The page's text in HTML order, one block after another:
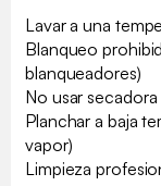
Lavar a una
Blanqueo
blanqueadores)
No usar secadora
Planchar a baja
vapor)
Limpieza